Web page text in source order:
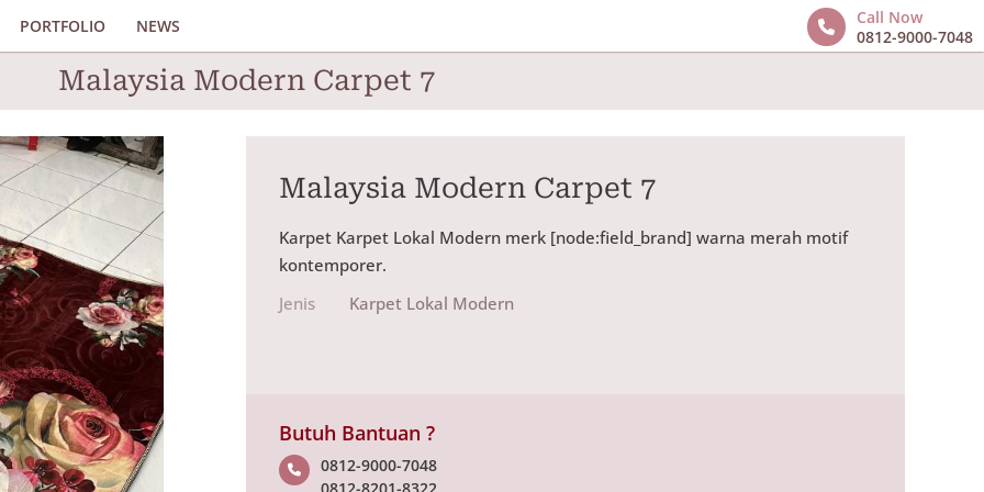
PORTFOLIO NEWS
Call Now
0812-9000-7048
Malaysia Modern Carpet 7
Malaysia Modern Carpet 7
Karpet Karpet Lokal Modern merk [node:field_brand] warna merah motif
kontemporer.
Jenis
Karpet Lokal Modern
Butuh Bantuan ?
0812-9000-7048